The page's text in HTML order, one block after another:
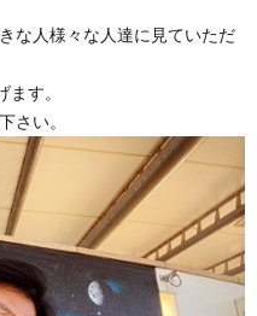
な人様々な人達に見ていただ
す。
さい。